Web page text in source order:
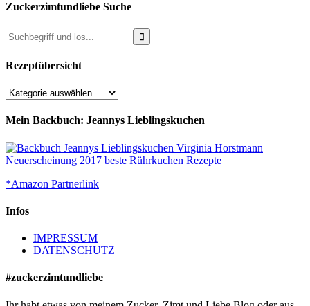
Zuckerzimtundliebe Suche
Rezeptübersicht
Rezeptübersicht
Mein Backbuch: Jeannys Lieblingskuchen
*Amazon Partnerlink
Infos
IMPRESSUM
DATENSCHUTZ
#zuckerzimtundliebe